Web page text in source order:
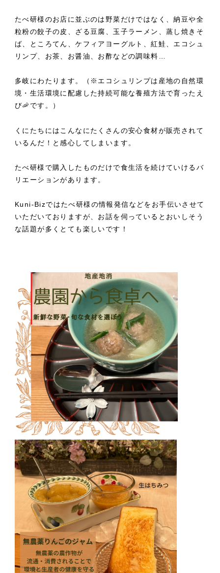
たべ研様のお店に並ぶのは野菜だけではなく、納豆や全
粒粉の餃子の皮、ざる豆腐、玉子ラーメン、蒸し焼きそ
ば、ところてん、ケフィアヨーグルト、紅鮭、エコシュ
リンプ、お茶、お醤油、お酢などの調味料…
多岐にわたります。（※エコシュリンプは産地の自然環
境・生活環境に配慮した持続可能な養殖方法で育ったえ
び🦐です。）
くにたちにはこんなにたくさんの安心食材が販売されて
いるんだ！と感心してしまいます。
たべ研様で購入したものだけで食生活を続けていけるバ
リエーションがあります。
Kuni-Bizではたべ研様の情報発信などをお手伝いさせて
いただいておりますが、お話を伺っているとおいしそう
な話題が多くとても楽しいです！